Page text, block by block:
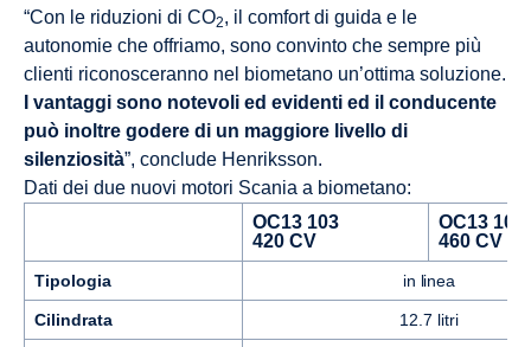
“Con le riduzioni di CO2, il comfort di guida e le
autonomie che offriamo, sono convinto che sempre più
clienti riconosceranno nel biometano un’ottima soluzione.
I vantaggi sono notevoli ed evidenti ed il conducente
può inoltre godere di un maggiore livello di
silenziosità”, conclude Henriksson.
Dati dei due nuovi motori Scania a biometano:
OC13 103
420 CV
OC13 104
460 CV
Tipologia in linea
Cilindrata 12.7 litri